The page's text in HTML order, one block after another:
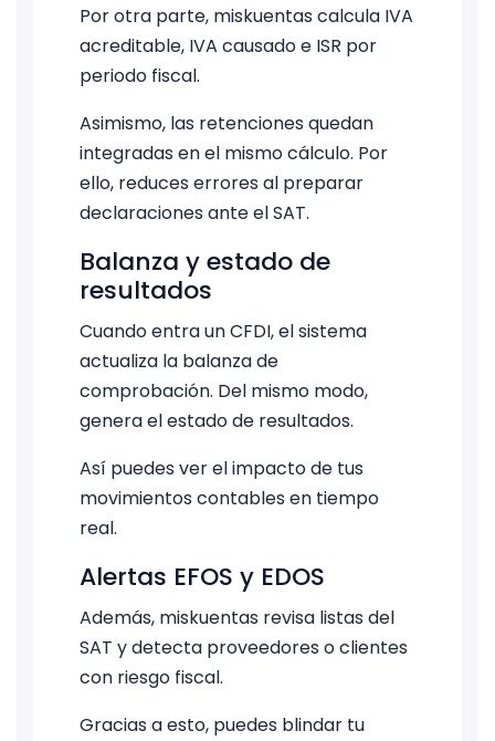
Por otra parte, miskuentas calcula IVA
acreditable, IVA causado e ISR por
periodo fiscal.
Asimismo, las retenciones quedan
integradas en el mismo cálculo. Por
ello, reduces errores al preparar
declaraciones ante el SAT.
Balanza y estado de
resultados
Cuando entra un CFDI, el sistema
actualiza la balanza de
comprobación. Del mismo modo,
genera el estado de resultados.
Así puedes ver el impacto de tus
movimientos contables en tiempo
real.
Alertas EFOS y EDOS
Además, miskuentas revisa listas del
SAT y detecta proveedores o clientes
con riesgo fiscal.
Gracias a esto, puedes blindar tu